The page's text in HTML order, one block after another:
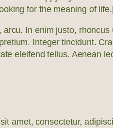
for the meaning of life.
In enim justo, rhoncus
Integer tincidunt.
eleifend tellus. Aenean
amet, consectetur,